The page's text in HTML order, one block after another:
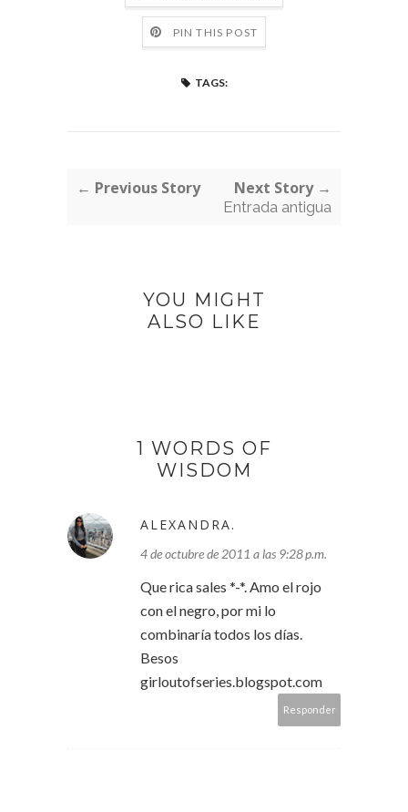
PIN THIS POST
TAGS:
← Previous Story Next Story →
Entrada antigua
YOU MIGHT
ALSO LIKE
1 WORDS OF
WISDOM
ALEXANDRA.
4 de octubre de 2011 a las 9:28 p.m.
Que rica sales *-*. Amo el rojo
con el negro, por mi lo
combinaría todos los días.
Besos
girloutofseries.blogspot.com
Responder